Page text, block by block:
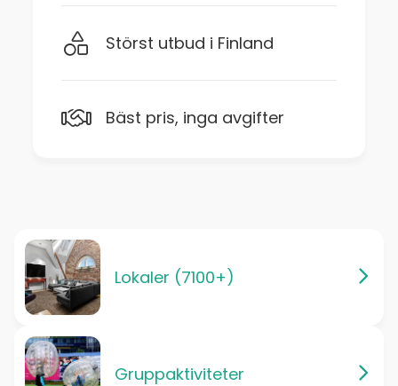
Störst utbud i Finland
Bäst pris, inga avgifter
Lokaler (7100+)
Gruppaktiviteter